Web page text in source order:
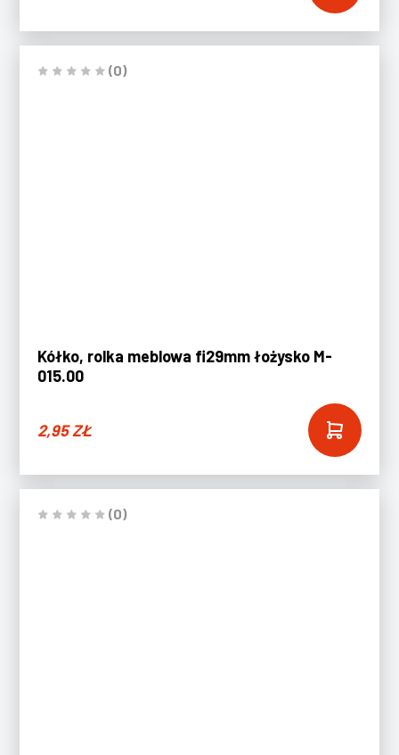
(0)
Kółko, rolka meblowa fi29mm łożysko M-
015.00
2,95ZŁ
(0)